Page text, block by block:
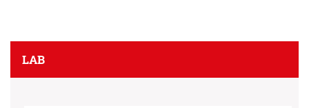
LAB